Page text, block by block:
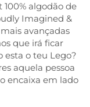
100% algodão de
Imagined &
avançadas
que irá ficar
esta o teu Lego?
aquela pessoa
encaixa em lado